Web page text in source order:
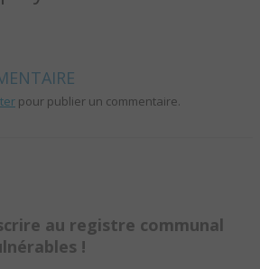
pour publier un commentaire.
au registre communal
!